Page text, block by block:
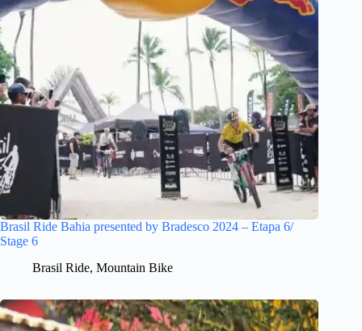
Brasil Ride Bahia presented by Bradesco 2024 – Etapa 6/
Stage 6
Brasil Ride, Mountain Bike